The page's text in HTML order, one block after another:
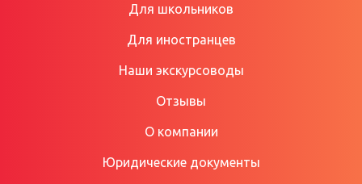
Для школьников
Для иностранцев
Наши экскурсоводы
Отзывы
О компании
Юридические документы